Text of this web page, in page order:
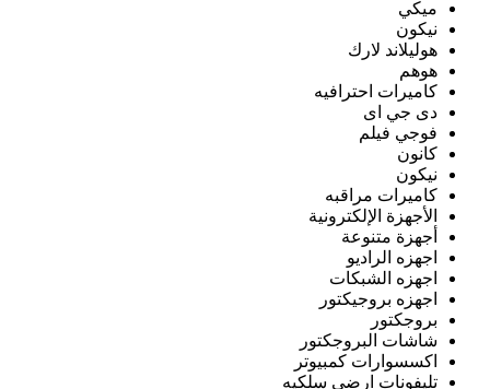
ميكي
نيكون
هوليلاند لارك
هوهم
كاميرات احترافيه
دى جي اى
فوجي فيلم
كانون
نيكون
كاميرات مراقبه
الأجهزة الإلكترونية
أجهزة متنوعة
اجهزه الراديو
اجهزه الشبكات
اجهزه بروجيكتور
بروجكتور
شاشات البروجكتور
اكسسوارات كمبيوتر
تليفونات ارضي سلكيه